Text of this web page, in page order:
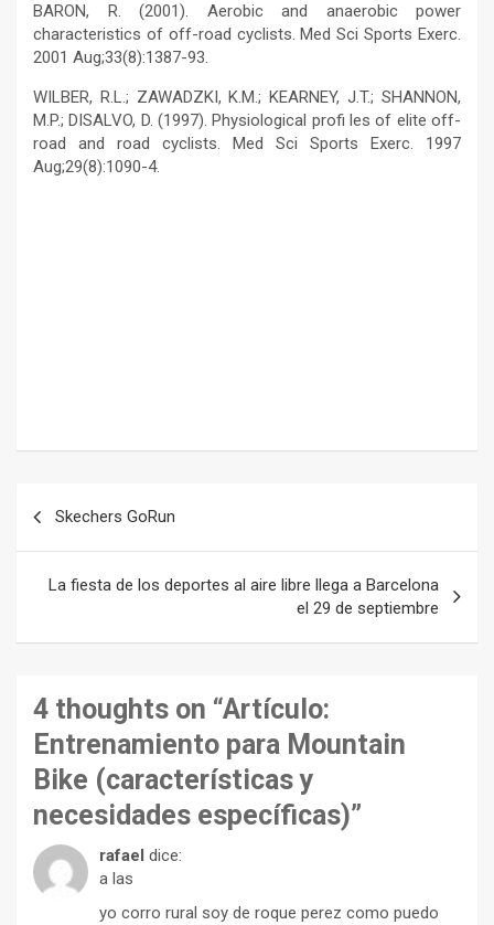
BARON, R. (2001). Aerobic and anaerobic power
characteristics of off-road cyclists. Med Sci Sports Exerc.
2001 Aug;33(8):1387-93.
WILBER, R.L.; ZAWADZKI, K.M.; KEARNEY, J.T.; SHANNON,
M.P.; DISALVO, D. (1997). Physiological profi les of elite off-
road and road cyclists. Med Sci Sports Exerc. 1997
Aug;29(8):1090-4.
entradas
Skechers GoRun
La fiesta de los deportes al aire libre llega a Barcelona
el 29 de septiembre
4 thoughts on “Artículo:
Entrenamiento para Mountain
Bike (características y
necesidades específicas)”
rafael dice:
a las
yo corro rural soy de roque perez como puedo